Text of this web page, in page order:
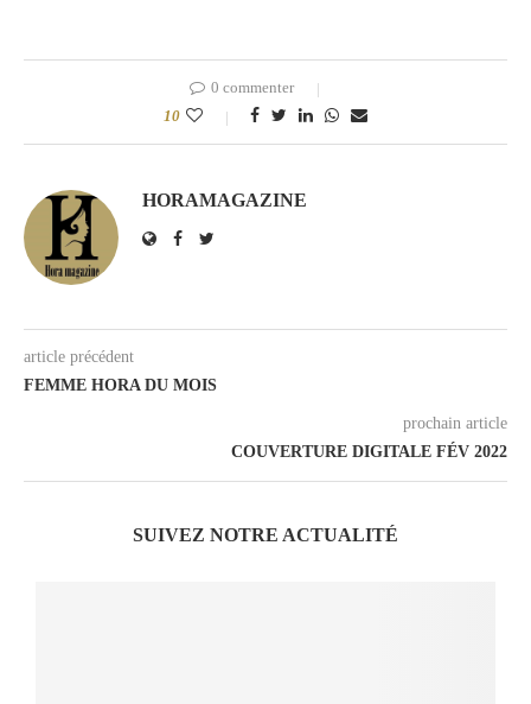
0 commenter
10
HORAMAGAZINE
article précédent
FEMME HORA DU MOIS
prochain article
COUVERTURE DIGITALE FÉV 2022
SUIVEZ NOTRE ACTUALITÉ